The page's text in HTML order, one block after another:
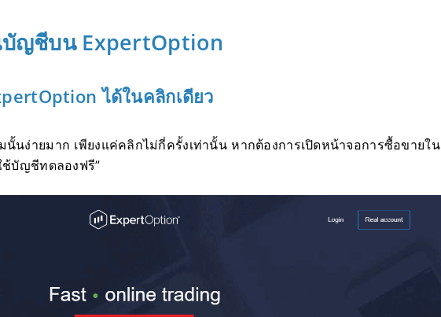
บัญชีบน ExpertOption
ได้ในคลิกเดียว
นง่ายมาก เพียงแค่คลิกไม่กี่ครั้งเท่านั้น หากต้องการเปิดหน้าจอการซื้อขายใน
ช้บัญชีทดลองฟรี”